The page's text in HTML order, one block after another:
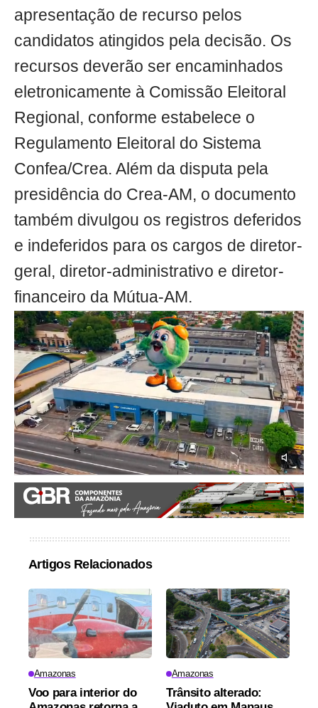
apresentação de recurso pelos
candidatos atingidos pela decisão. Os
recursos deverão ser encaminhados
eletronicamente à Comissão Eleitoral
Regional, conforme estabelece o
Regulamento Eleitoral do Sistema
Confea/Crea. Além da disputa pela
presidência do Crea-AM, o documento
também divulgou os registros deferidos
e indeferidos para os cargos de diretor-
geral, diretor-administrativo e diretor-
financeiro da Mútua-AM.
Artigos Relacionados
Amazonas
Voo para interior do
Amazonas
Trânsito alterado: